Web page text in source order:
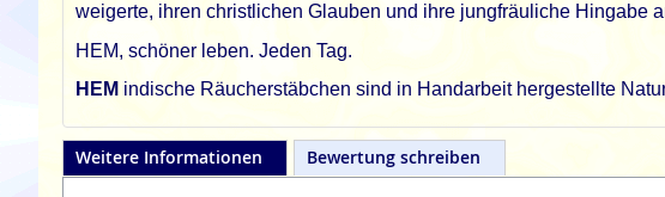
weigerte, ihren christlichen Glauben und ihre jungfräuliche Hingabe
HEM, schöner leben. Jeden Tag.
HEM indische Räucherstäbchen sind in Handarbeit hergestellte
Weitere Informationen Bewertung schreiben